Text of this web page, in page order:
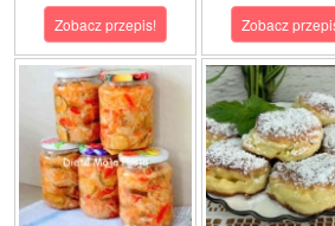
Zobacz przepis! Zobacz